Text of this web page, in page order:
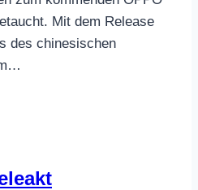
Mit dem Release
des chinesischen